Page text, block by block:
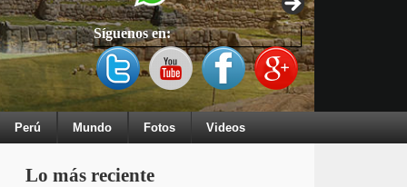
Síguenos en:
Perú Mundo Fotos Videos
Lo más reciente